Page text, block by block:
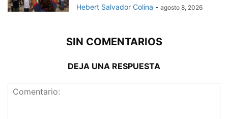
Hebert Salvador Colina - agosto 8, 2026
SIN COMENTARIOS
DEJA UNA RESPUESTA